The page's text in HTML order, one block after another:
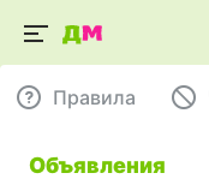
Правила
Объявления